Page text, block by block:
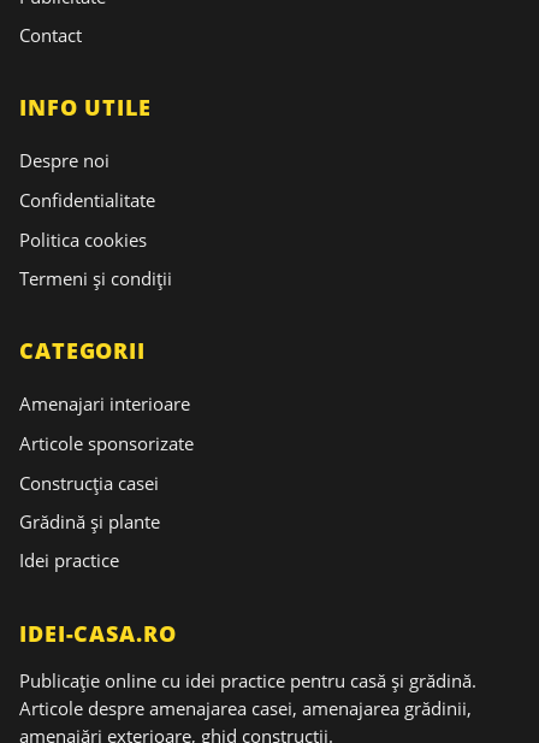
Contact
INFO UTILE
Despre noi
Confidentialitate
Politica cookies
Termeni și condiții
CATEGORII
Amenajari interioare
Articole sponsorizate
Construcția casei
Grădină și plante
Idei practice
IDEI-CASA.RO
Publicație online cu idei practice pentru casă și grădină.
Articole despre amenajarea casei, amenajarea grădinii,
amenajări exterioare, ghid construcții.